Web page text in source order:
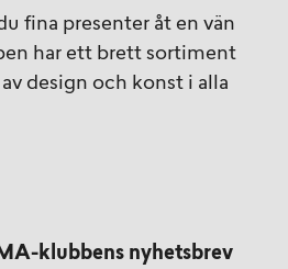
fina presenter åt en vän
har ett brett sortiment
design och konst i alla
klubbens nyhetsbrev